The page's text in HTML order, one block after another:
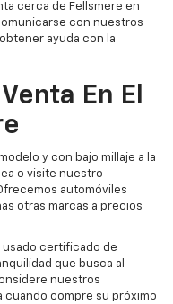
cerca de Fellsmere en
con nuestros
ayuda con la
En El
y con bajo millaje a la
o visite nuestro
automóviles
otras marcas a precios
usado certificado de
que busca al
nuestros
cuando compre su próximo